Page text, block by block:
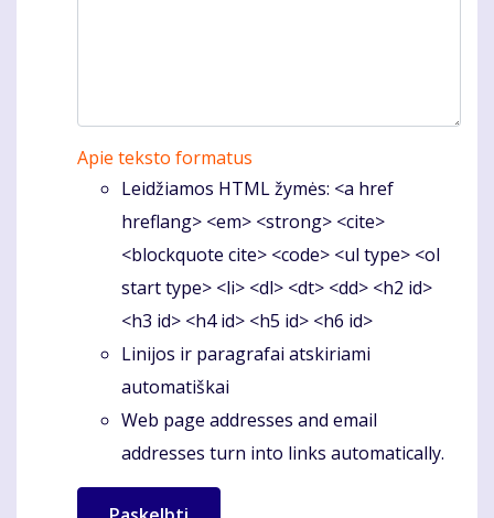
Apie teksto formatus
Leidžiamos HTML žymės: <a href
hreflang> <em> <strong> <cite>
<blockquote cite> <code> <ul type> <ol
start type> <li> <dl> <dt> <dd> <h2 id>
<h3 id> <h4 id> <h5 id> <h6 id>
Linijos ir paragrafai atskiriami
automatiškai
Web page addresses and email
addresses turn into links automatically.